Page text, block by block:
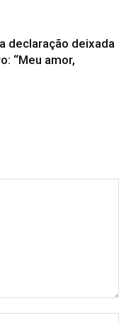
declaração deixada
“Meu amor,